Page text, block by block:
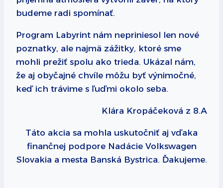
budeme radi spomínať.
Program Labyrint nám nepriniesol len nové
poznatky, ale najmä zážitky, ktoré sme
mohli prežiť spolu ako trieda. Ukázal nám,
že aj obyčajné chvíle môžu byť výnimočné,
keď ich trávime s ľuďmi okolo seba.
Klára Kropáčeková z 8.A
Táto akcia sa mohla uskutočniť aj vďaka
finančnej podpore Nadácie Volkswagen
Slovakia a mesta Banská Bystrica. Ďakujeme.